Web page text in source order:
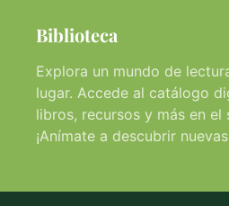
Biblioteca
Explora un mundo de
lugar. Accede al catálogo
libros, recursos y más en el
¡Anímate a descubrir